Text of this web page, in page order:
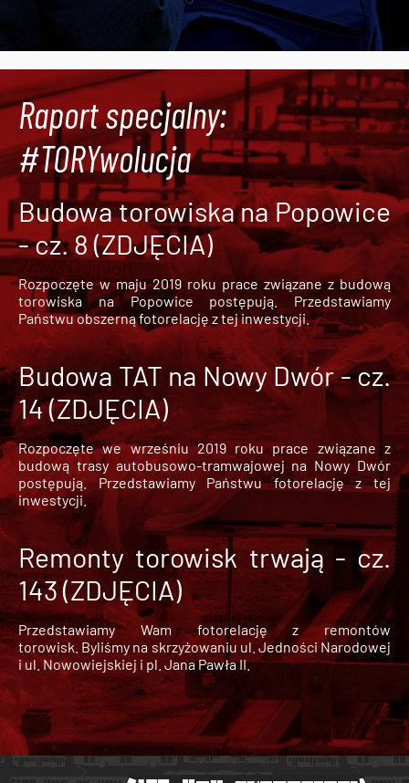
Raport specjalny:
#TORYwolucja
Budowa torowiska na Popowice
- cz. 8 (ZDJĘCIA)
Rozpoczęte w maju 2019 roku prace związane z budową
torowiska na Popowice
postępują. Przedstawiamy
Państwu obszerną fotorelację z tej inwestycji.
Budowa TAT na Nowy Dwór - cz.
14 (ZDJĘCIA)
Rozpoczęte we wrześniu 2019 roku prace związane z
budową trasy autobusowo-tramwajowej na Nowy Dwór
postępują. Przedstawiamy Państwu fotorelację z tej
inwestycji.
Remonty torowisk trwają - cz.
143 (ZDJĘCIA)
Przedstawiamy Wam fotorelację z remontów
torowisk. Byliśmy na skrzyżowaniu ul. Jedności Narodowej
i ul. Nowowiejskiej i pl. Jana Pawła II.